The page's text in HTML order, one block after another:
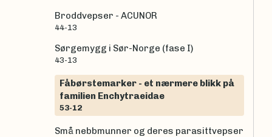
Broddvepser - ACUNOR
44-13
Sørgemygg i Sør-Norge (fase I)
43-13
Fåbørstemarker - et nærmere blikk på
familien Enchytraeidae
53-12
Små nebbmunner og deres parasittvepser